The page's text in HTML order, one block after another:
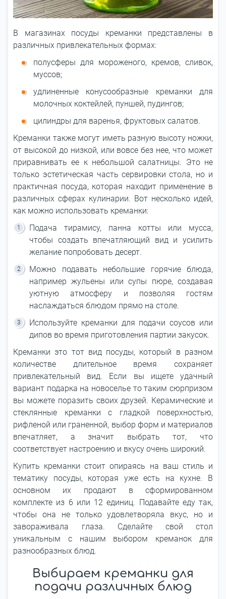
В магазинах посуды креманки представлены в
различных привлекательных формах:
полусферы для мороженого, кремов, сливок,
муссов;
удлиненные конусообразные креманки для
молочных коктейлей, пуншей, пудингов;
цилиндры для варенья, фруктовых салатов.
Креманки также могут иметь разную высоту ножки,
от высокой до низкой, или вовсе без нее, что может
приравнивать ее к небольшой салатницы. Это не
только эстетическая часть сервировки стола, но и
практичная посуда, которая находит применение в
различных сферах кулинарии. Вот несколько идей,
как можно использовать креманки:
Подача тирамису, панна котты или мусса,
чтобы создать впечатляющий вид и усилить
желание попробовать десерт.
Можно подавать небольшие горячие блюда,
например жульены или супы пюре, создавая
уютную атмосферу и позволяя гостям
наслаждаться блюдом прямо на столе.
Используйте креманки для подачи соусов или
дипов во время приготовления партии закусок.
Креманки это тот вид посуды, который в разном
количестве длительное время сохраняет
привлекательный вид. Если вы ищете удачный
вариант подарка на новоселье то таким сюрпризом
вы можете поразить своих друзей. Керамические и
стеклянные креманки с гладкой поверхностью,
рифленой или граненной, выбор форм и материалов
впечатляет, а значит выбрать тот, что
соответствует настроению и вкусу очень широкий.
Купить креманки стоит опираясь на ваш стиль и
тематику посуды, которая уже есть на кухне. В
основном их продают в сформированном
комплекте из 6 или 12 единиц. Подавайте еду так,
чтобы она не только удовлетворяла вкус, но и
завораживала глаза. Сделайте свой стол
уникальным с нашим выбором креманок для
разнообразных блюд.
Выбираем креманки для
подачи различных блюд